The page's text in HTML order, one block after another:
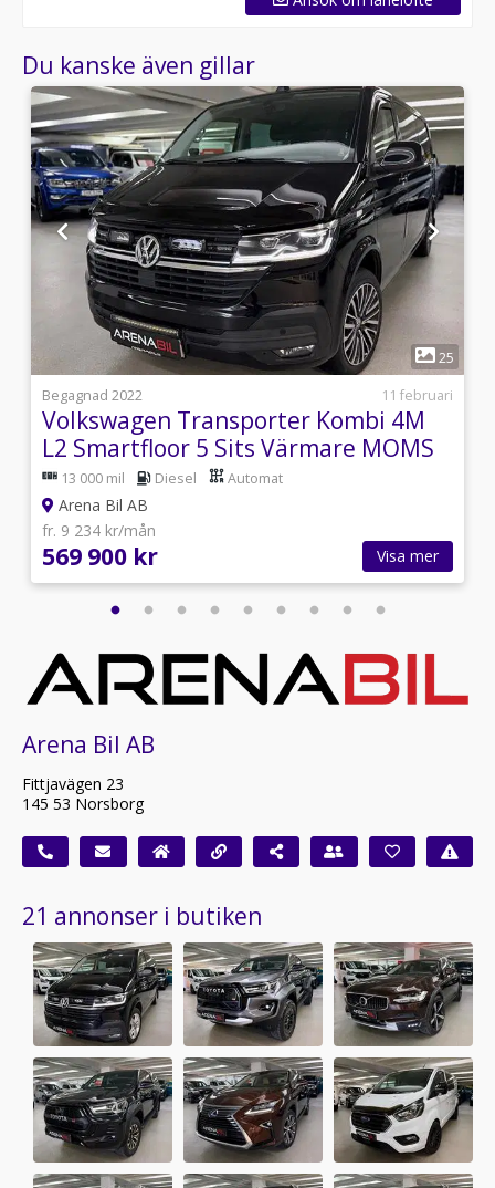
Du kanske även gillar
1
25
Begagnad 2022
11 februari
Volkswagen Transporter Kombi 4M
L2 Smartfloor 5 Sits Värmare MOMS
204HK
13 000 mil Diesel Automat
Arena Bil AB
fr. 9 234 kr/mån
569 900 kr Visa mer
Arena Bil AB
Fittjavägen 23
145 53 Norsborg
21 annonser i butiken